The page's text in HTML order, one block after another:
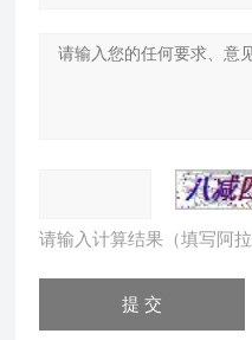
请输入计算结果（填写阿